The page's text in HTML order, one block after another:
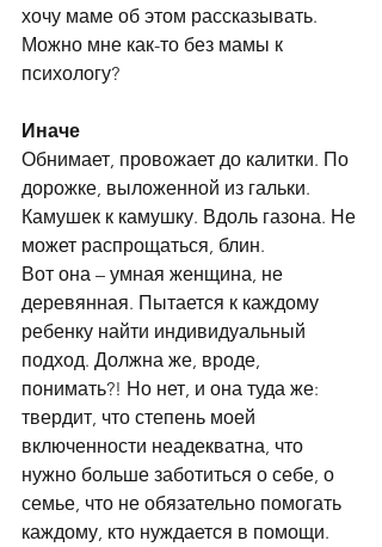
хочу маме об этом рассказывать.
Можно мне как-то без мамы к
психологу?
Иначе
Обнимает, провожает до калитки. По
дорожке, выложенной из гальки.
Камушек к камушку. Вдоль газона. Не
может распрощаться, блин.
Вот она – умная женщина, не
деревянная. Пытается к каждому
ребенку найти индивидуальный
подход. Должна же, вроде,
понимать?! Но нет, и она туда же:
твердит, что степень моей
включенности неадекватна, что
нужно больше заботиться о себе, о
семье, что не обязательно помогать
каждому, кто нуждается в помощи.